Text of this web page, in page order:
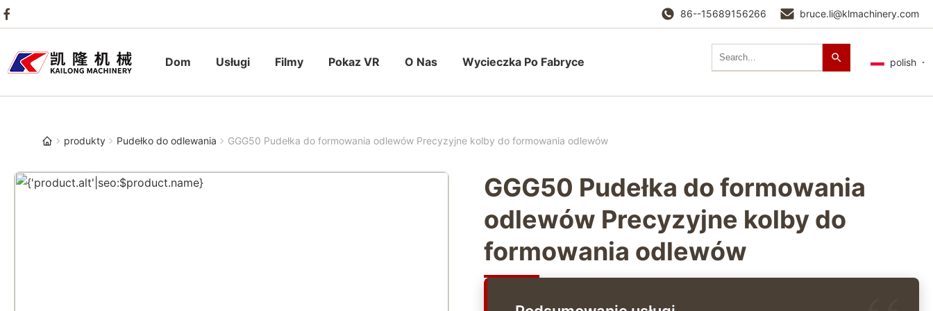
86--15689156266 bruce.li@klmachinery.com
Dom Usługi Filmy Pokaz VR O Nas Wycieczka Po Fabryce polish
produkty Pudełko do odlewania GGG50 Pudełka do formowania odlewów Precyzyjne kolby do formowania odlewów
GGG50 Pudełka do formowania
odlewów Precyzyjne kolby do
formowania odlewów